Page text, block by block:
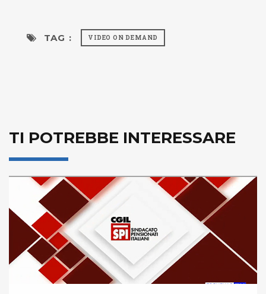
TAG : VIDEO ON DEMAND
TI POTREBBE INTERESSARE